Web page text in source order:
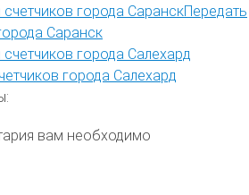
Передать
Саранск
города Салехард
вам необходимо